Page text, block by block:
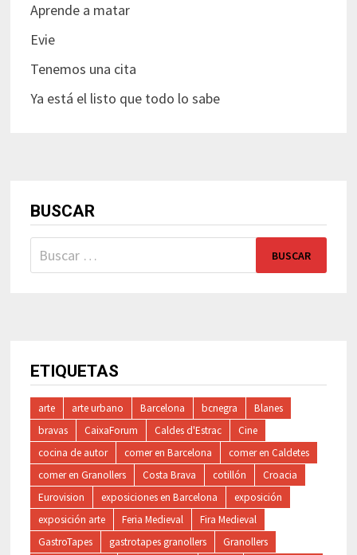
Aprende a matar
Evie
Tenemos una cita
Ya está el listo que todo lo sabe
BUSCAR
Buscar:
ETIQUETAS
arte arte urbano Barcelona bcnegra
Blanes
bravas
CaixaForum Caldes d'Estrac
Cine
cocina de autor
comer en Barcelona
comer en Caldetes
comer en Granollers
Costa Brava cotillón
Croacia
Eurovision
exposiciones en Barcelona
exposición
exposición arte
Feria Medieval
Fira Medieval
GastroTapes
gastrotapes granollers
Granollers